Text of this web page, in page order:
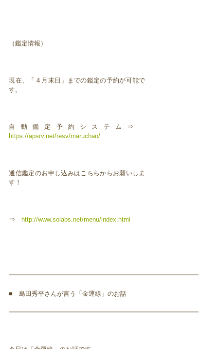
（鑑定情報）
現在、「４月末日」までの鑑定の予約が可能で
す。
自動鑑定予約システム⇒
https://apsrv.net/resv/maruchan/
通信鑑定のお申し込みはこちらからお願いしま
す！
⇒http://www.solabs.net/menu/index.html
━━━━━━━━━━━━━━━━━━━━━━━━━━━━━━
■ 島田秀平さんが言う「金運線」のお話
━━━━━━━━━━━━━━━━━━━━━━━━━━━━━━